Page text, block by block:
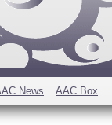
News AAC Box